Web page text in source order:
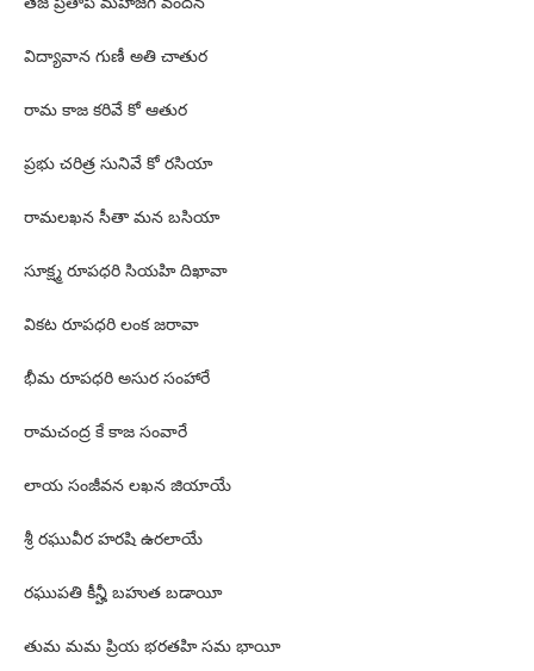
విద్యావాన గుణీ అతి చాతుర
రామ కాజ కరివే కో ఆతుర
ప్రభు చరిత్ర సునివే కో రసియా
రామలఖన సీతా మన బసియా
సూక్ష్మ రూపధరి సియహి దిఖావా
వికట రూపధరి లంక జరావా
భీమ రూపధరి అసుర సంహారే
రామచంద్ర కే కాజ సంవారే
లాయ సంజీవన లఖన జియాయే
శ్రీ రఘువీర హరషి ఉరలాయే
రఘుపతి కీన్హీ బహుత బడాయీ
తుమ మమ ప్రియ భరతహి సమ భాయీ